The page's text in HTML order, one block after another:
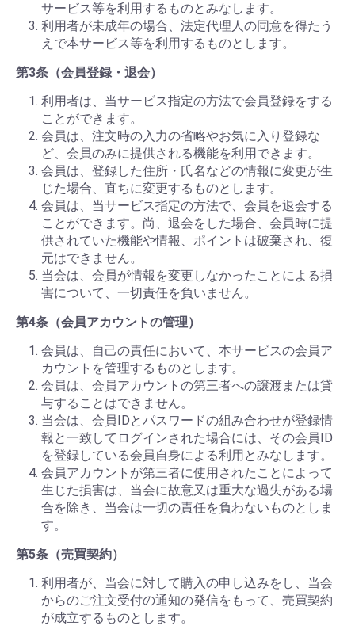
サービス等を利用するものとみなします。
利用者が未成年の場合、法定代理人の同意を得たう
えで本サービス等を利用するものとします。
第3条（会員登録・退会）
利用者は、当サービス指定の方法で会員登録をする
ことができます。
会員は、注文時の入力の省略やお気に入り登録な
ど、会員のみに提供される機能を利用できます。
会員は、登録した住所・氏名などの情報に変更が生
じた場合、直ちに変更するものとします。
会員は、当サービス指定の方法で、会員を退会する
ことができます。尚、退会をした場合、会員時に提
供されていた機能や情報、ポイントは破棄され、復
元はできません。
当会は、会員が情報を変更しなかったことによる損
害について、一切責任を負いません。
第4条（会員アカウントの管理）
会員は、自己の責任において、本サービスの会員ア
カウントを管理するものとします。
会員は、会員アカウントの第三者への譲渡または貸
与することはできません。
当会は、会員IDとパスワードの組み合わせが登録情
報と一致してログインされた場合には、その会員ID
を登録している会員自身による利用とみなします。
会員アカウントが第三者に使用されたことによって
生じた損害は、当会に故意又は重大な過失がある場
合を除き、当会は一切の責任を負わないものとしま
す。
第5条（売買契約）
利用者が、当会に対して購入の申し込みをし、当会
からのご注文受付の通知の発信をもって、売買契約
が成立するものとします。